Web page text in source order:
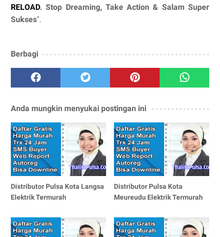
RELOAD. Stop Dreaming, Take Action & Salam Super
Sukses".
Berbagi
Anda mungkin menyukai postingan ini
Distributor Pulsa Kota Langsa
Elektrik Termurah
Distributor Pulsa Kota
Meureudu Elektrik Termurah